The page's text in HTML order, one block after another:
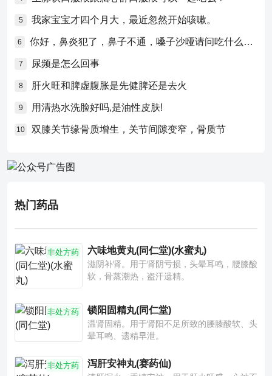
5 我家宝宝才四个月大，最近忽然开始咳嗽。
6 你好，鼻炎犯了，鼻子不通，嗓子沙哑请问吃什么药比较好？
7 尿频是怎么回事
8 肝火旺和脾虚腹胀是先健脾还是去火
9 用清热水洗脸好吗,是油性皮肤!
10 双膝关节缘骨质增生，关节间隙变窄，骨质节
热门药品
非处方药 六味地黄丸(同仁堂)(水蜜丸)
滋阴补肾。用于肾阴亏损，头晕耳鸣，腰膝酸
软，骨蒸潮热，盗汗遗精。
非处方药 锁阳固精丸(同仁堂)
温肾固精。用于肾阳不足所致的腰膝酸软、头
晕耳鸣、遗精早泄。
非处方药 泻肝安神丸(赛药仙)